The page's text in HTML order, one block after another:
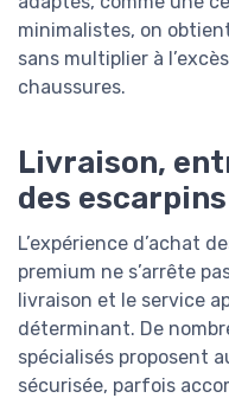
minimalistes, on
sans multiplier à
chaussures.
Livraison,
des
L’expérience d’achat
premium ne s’arrête
livraison et le service
déterminant. De
spécialisés proposent
sécurisée, parfois